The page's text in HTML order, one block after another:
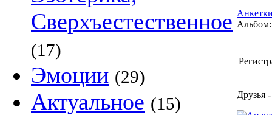
Сверхъестественное
(17)
Эмоции (29)
Актуальное (15) Друзья